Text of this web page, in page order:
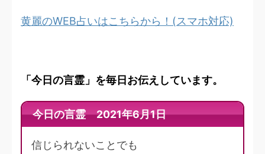
黄麗のWEB占いはこちらから！(スマホ対応)
「今日の言霊」を毎日お伝えしています。
今日の言霊 2021年6月1日
信じられないことでも